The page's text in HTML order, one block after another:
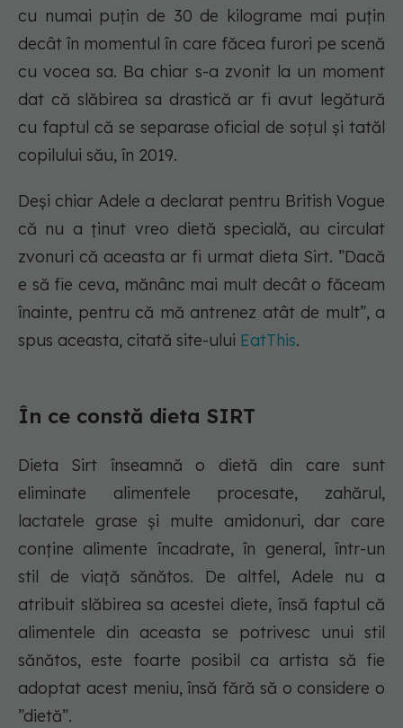
cu numai puțin de 30 de kilograme mai puțin
decât în momentul în care făcea furori pe scenă
cu vocea sa. Ba chiar s-a zvonit la un moment
dat că slăbirea sa drastică ar fi avut legătură
cu faptul că se separase oficial de soțul și tatăl
copilului său, în 2019.
Deși chiar Adele a declarat pentru British Vogue
că nu a ținut vreo dietă specială, au circulat
zvonuri că aceasta ar fi urmat dieta Sirt. ”Dacă
e să fie ceva, mănânc mai mult decât o făceam
înainte, pentru că mă antrenez atât de mult”, a
spus aceasta, citată site-ului EatThis.
În ce constă dieta SIRT
Dieta Sirt înseamnă o dietă din care sunt
eliminate alimentele procesate, zahărul,
lactatele grase și multe amidonuri, dar care
conține alimente încadrate, în general, într-un
stil de viață sănătos. De altfel, Adele nu a
atribuit slăbirea sa acestei diete, însă faptul că
alimentele din aceasta se potrivesc unui stil
sănătos, este foarte posibil ca artista să fie
adoptat acest meniu, însă fără să o considere o
”dietă”.